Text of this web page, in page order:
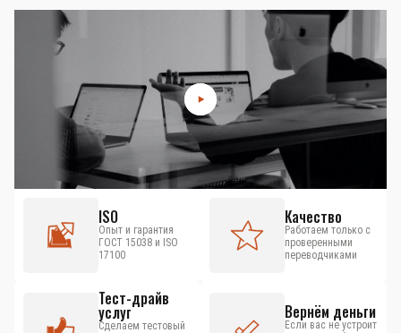
ISO
Опыт и гарантия
ГОСТ 15038 и ISO
17100
Качество
Работаем только с
проверенными
переводчиками
Тест-драйв
услуг
Сделаем тестовый
Вернём деньги
Если вас не устроит